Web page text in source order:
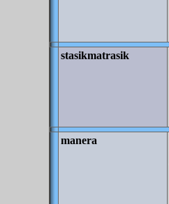
stasikmatrasik
manera